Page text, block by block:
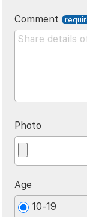
Comment
Photo
Age
10-19